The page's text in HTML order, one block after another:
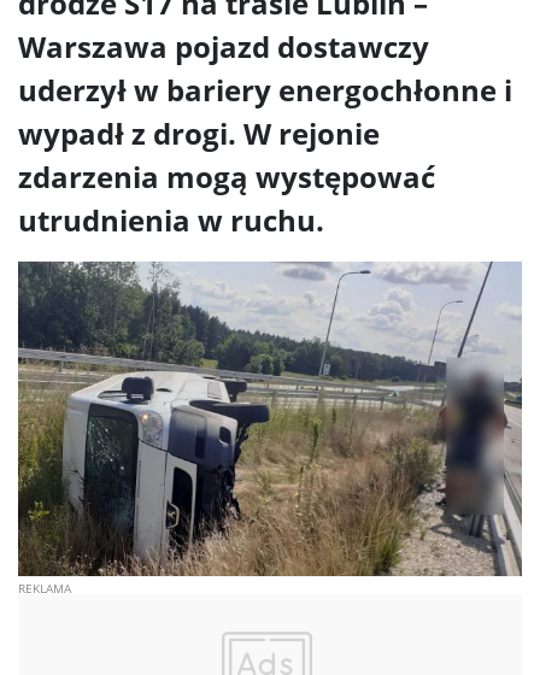
Warszawa pojazd dostawczy
uderzył w bariery energochłonne i
wypadł z drogi. W rejonie
zdarzenia mogą występować
utrudnienia w ruchu.